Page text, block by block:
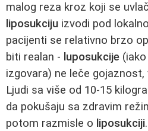
malog reza kroz koji se
liposukciju izvodi pod
pacijenti se relativno brzo
biti realan - luposukcije
izgovara) ne leče
Ljudi sa više od 10-15
da pokušaju sa zdravim
potom razmisle o liposukciji.